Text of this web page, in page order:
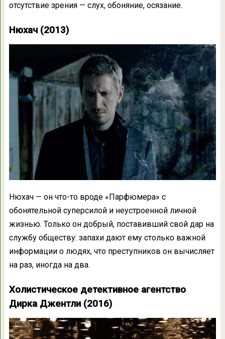
отсутствие зрения — слух, обоняние, осязание.
Нюхач (2013)
Нюхач — он что-то вроде «Парфюмера» с
обонятельной суперсилой и неустроенной личной
жизнью. Только он добрый, поставивший свой дар на
службу обществу: запахи дают ему столько важной
информации о людях, что преступников он вычисляет
на раз, иногда на два.
Холистическое детективное агентство
Дирка Джентли (2016)